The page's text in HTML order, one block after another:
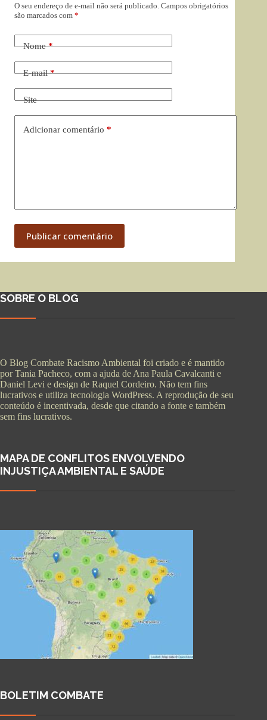
O seu endereço de e-mail não será publicado. Campos obrigatórios
são marcados com *
Nome*
E-mail*
Site
Adicionar comentário *
Publicar comentário
SOBRE O BLOG
O Blog Combate Racismo Ambiental foi criado e é mantido
por Tania Pacheco, com a ajuda de Ana Paula Cavalcanti e
Daniel Levi e design de Raquel Cordeiro. Não tem fins
lucrativos e utiliza tecnologia WordPress. A reprodução de seu
conteúdo é incentivada, desde que citando a fonte e também
sem fins lucrativos.
MAPA DE CONFLITOS ENVOLVENDO
INJUSTIÇA AMBIENTAL E SAÚDE
BOLETIM COMBATE